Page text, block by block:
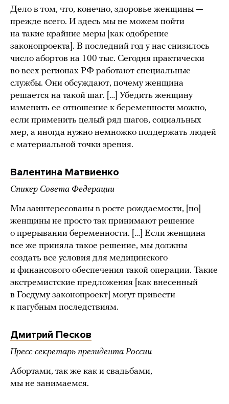
Дело в том, что, конечно, здоровье женщины —
прежде всего. И здесь мы не можем пойти
на такие крайние меры [как одобрение
законопроекта]. В последний год у нас снизилось
число абортов на 100 тыс. Сегодня практически
во всех регионах РФ работают специальные
службы. Они обсуждают, почему женщина
решается на такой шаг. […] Убедить женщину
изменить ее отношение к беременности можно,
если применить целый ряд шагов, социальных
мер, а иногда нужно немножко поддержать людей
с материальной точки зрения.
Валентина Матвиенко
Спикер Совета Федерации
Мы заинтересованы в росте рождаемости, [но]
женщины не просто так принимают решение
о прерывании беременности. […] Если женщина
все же приняла такое решение, мы должны
создать все условия для медицинского
и финансового обеспечения такой операции. Такие
экстремистские предложения [как внесенный
в Госдуму законопроект] могут привести
к пагубным последствиям.
Дмитрий Песков
Пресс-секретарь президента России
Абортами, так же как и свадьбами,
мы не занимаемся.